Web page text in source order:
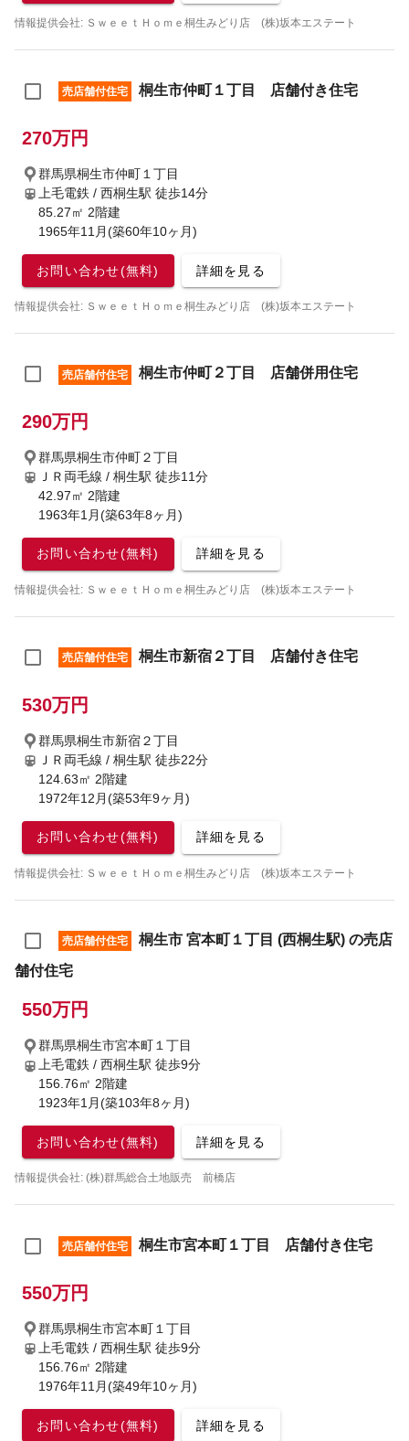
情報提供会社: ＳｗｅｅｔＨｏｍｅ桐生みどり店 (株)坂本エステート
売店舗付住宅 桐生市仲町１丁目 店舗付き住宅
270万円
群馬県桐生市仲町１丁目
上毛電鉄 / 西桐生駅 徒歩14分
85.27㎡ 2階建
1965年11月(築60年10ヶ月)
お問い合わせ(無料) 詳細を見る
情報提供会社: ＳｗｅｅｔＨｏｍｅ桐生みどり店 (株)坂本エステート
売店舗付住宅 桐生市仲町２丁目 店舗併用住宅
290万円
群馬県桐生市仲町２丁目
ＪＲ両毛線 / 桐生駅 徒歩11分
42.97㎡ 2階建
1963年1月(築63年8ヶ月)
お問い合わせ(無料) 詳細を見る
情報提供会社: ＳｗｅｅｔＨｏｍｅ桐生みどり店 (株)坂本エステート
売店舗付住宅 桐生市新宿２丁目 店舗付き住宅
530万円
群馬県桐生市新宿２丁目
ＪＲ両毛線 / 桐生駅 徒歩22分
124.63㎡ 2階建
1972年12月(築53年9ヶ月)
お問い合わせ(無料) 詳細を見る
情報提供会社: ＳｗｅｅｔＨｏｍｅ桐生みどり店 (株)坂本エステート
売店舗付住宅
桐生市 宮本町１丁目 (西桐生駅) の売店
舗付住宅
550万円
群馬県桐生市宮本町１丁目
上毛電鉄 / 西桐生駅 徒歩9分
156.76㎡ 2階建
1923年1月(築103年8ヶ月)
お問い合わせ(無料) 詳細を見る
情報提供会社: (株)群馬総合土地販売 前橋店
売店舗付住宅 桐生市宮本町１丁目 店舗付き住宅
550万円
群馬県桐生市宮本町１丁目
上毛電鉄 / 西桐生駅 徒歩9分
156.76㎡ 2階建
1976年11月(築49年10ヶ月)
お問い合わせ(無料) 詳細を見る